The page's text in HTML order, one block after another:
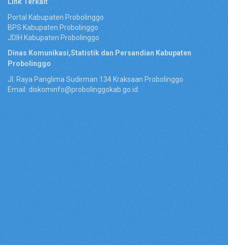
Portal Kabupaten Probolinggo
BPS Kabupaten Probolinggo
JDIH Kabupaten Probolinggo
Dinas Komunikasi,Statistik dan Persandian Kabupaten
Probolinggo
Jl. Raya Panglima Sudirman 134 Kraksaan Probolinggo
Email: diskominfo@probolinggokab.go.id